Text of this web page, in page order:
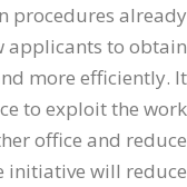
procedures already
applicants to obtain
more efficiently. It
to exploit the work
office and reduce
initiative will reduce